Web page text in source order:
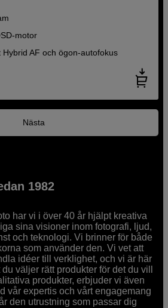
motor
Hybrid AF och ögon-autofokus
Nästa
1982
har vi i över 40 år hjälpt kreativa
sina visioner inom fotografi, ljud,
och teknologi. Vi brinner för både
som använder den. Vi vet att
idéer till verklighet, och vi är här
väljer rätt produkter för det du vill
produkter, erbjuder vi även
vår expertis och vårt engagemang
den utrustning som passar dig